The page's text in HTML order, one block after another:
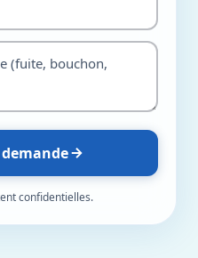
confidentielles.